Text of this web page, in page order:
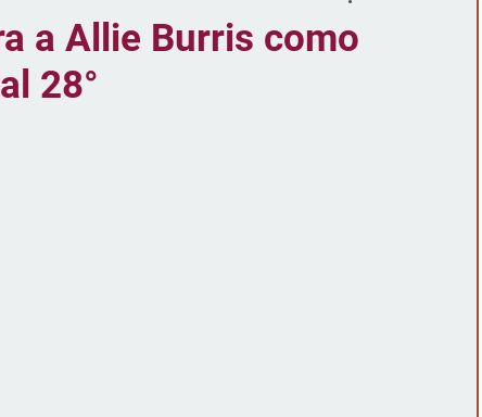
Carreteras
a Allie Burris como
28°